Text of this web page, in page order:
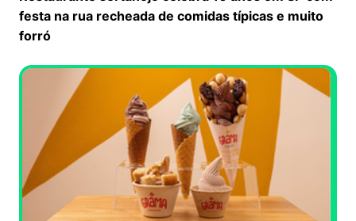
festa na rua recheada de comidas típicas e muito
forró